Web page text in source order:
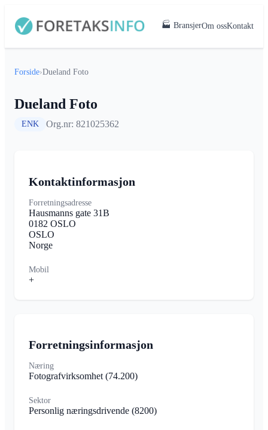
🏭 BransjerOm ossKontakt
Forside›Dueland Foto
Dueland Foto
ENK Org.nr: 821025362
Kontaktinformasjon
Forretningsadresse
Hausmanns gate 31B
0182 OSLO
OSLO
Norge
Mobil
+
Forretningsinformasjon
Næring
Fotografvirksomhet (74.200)
Sektor
Personlig næringsdrivende (8200)